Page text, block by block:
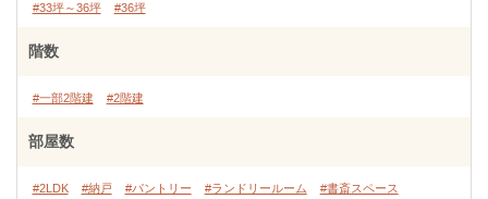
#33坪～36坪 #36坪
階数
#一部2階建 #2階建
部屋数
#2LDK #納戸 #パントリー #ランドリールーム
#書斎スペース